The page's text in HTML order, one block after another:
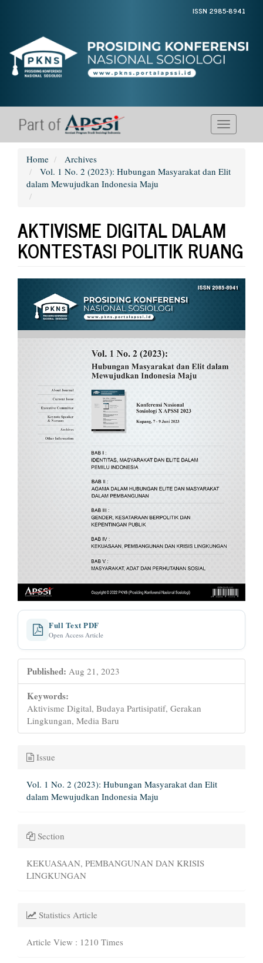
content
Main
Navigation
Content
Sidebar
ISSN 2985-8941
Toggle
Home
Archives
Vol. 1 No. 2 (2023): Hubungan Masyarakat dan Elit
dalam Mewujudkan Indonesia Maju
AKTIVISME DIGITAL DALAM
KONTESTASI POLITIK RUANG
Article
Sidebar
Full Text PDF
Open Access Article
Published: Aug 21, 2023
Keywords:
Aktivisme Digital, Budaya Partisipatif, Gerakan
Lingkungan, Media Baru
Issue
Vol. 1 No. 2 (2023): Hubungan Masyarakat dan Elit
dalam Mewujudkan Indonesia Maju
Section
KEKUASAAN, PEMBANGUNAN DAN KRISIS
LINGKUNGAN
Statistics Article
Article View : 1210 Times